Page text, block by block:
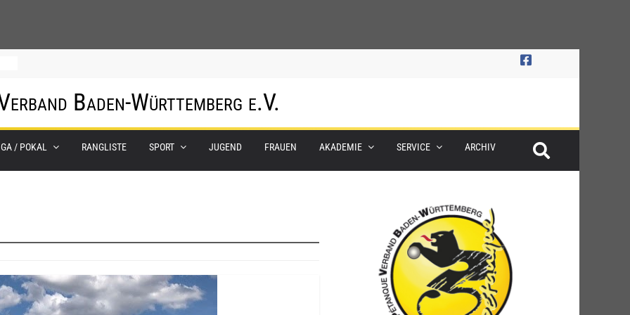
Baden-Württemberg e.V.
/ POKAL RANGLISTE SPORT JUGEND FRAUEN AKADEMIE SERVICE ARCHIV